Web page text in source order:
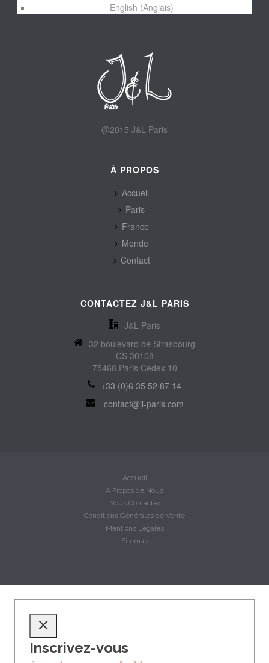
English (Anglais)
@2015 J&L Paris
À PROPOS
Accueil
Paris
France
Monde
Contact
CONTACTEZ J&L PARIS
J&L Paris
32 boulevard de Strasbourg
CS 30108
75468 Paris Cedex 10
+33 (0)6 35 52 87 14
contact@jl-paris.com
Accueil
A Propos de Nous
Nous Contacter
Conditions Générales de Vente
Mentions Légales
Sitemap
Inscrivez-vous